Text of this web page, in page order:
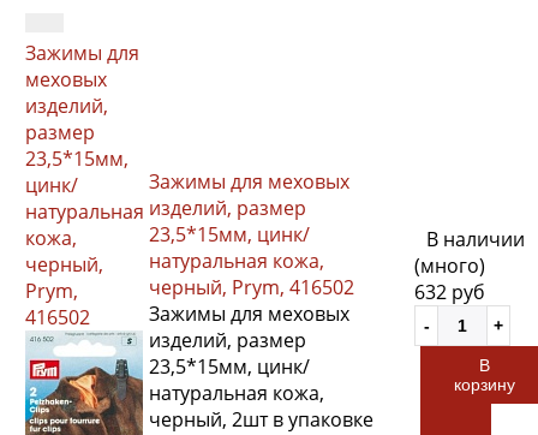
Зажимы для
меховых
изделий,
размер
23,5*15мм,
цинк/
натуральная
кожа,
черный,
Prym,
416502
Зажимы для меховых
изделий, размер
23,5*15мм, цинк/
натуральная кожа,
черный, Prym, 416502
Зажимы для меховых
изделий, размер
23,5*15мм, цинк/
натуральная кожа,
черный, 2шт в упаковке
В наличии
(много)
632 руб
В
корзину